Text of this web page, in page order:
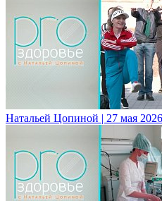
Натальей Цопиной | 27 мая